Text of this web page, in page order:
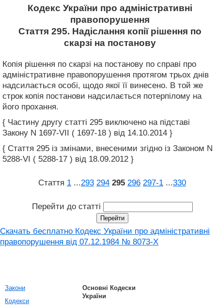
Кодекс України про адміністративні
правопорушення
Стаття 295. Надіслання копії рішення по
скарзі на постанову
Копія рішення по скарзі на постанову по справі про
адміністративне правопорушення протягом трьох днів
надсилається особі, щодо якої її винесено. В той же
строк копія постанови надсилається потерпілому на
його прохання.
{ Частину другу статті 295 виключено на підставі
Закону N 1697-VII ( 1697-18 ) від 14.10.2014 }
{ Стаття 295 із змінами, внесеними згідно із Законом N
5288-VI ( 5288-17 ) від 18.09.2012 }
Стаття 1 ...293 294 295 296 297‑1 ...330
Перейти до статті
Скачать бесплатно Кодекс України про адміністративні
правопорушення вiд 07.12.1984 № 8073-X
Закони
Кодекси
Основні Кодески
України